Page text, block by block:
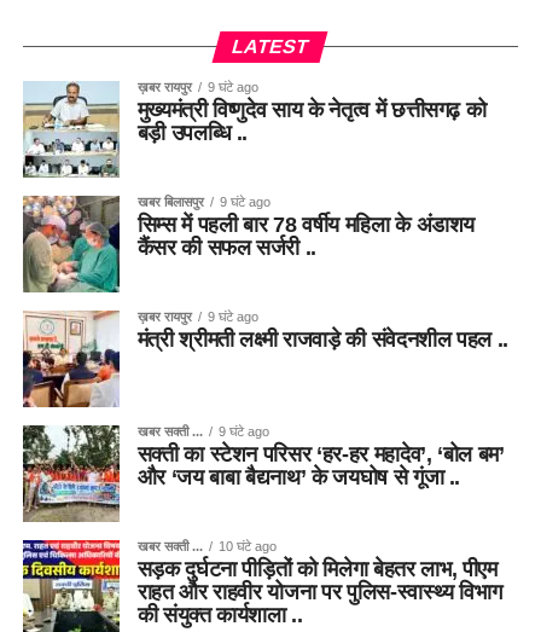
LATEST
ख़बर रायपुर 9 घंटे ago
मुख्यमंत्री विष्णुदेव साय के नेतृत्व में छत्तीसगढ़ को
बड़ी उपलब्धि ..
खबर बिलासपुर 9 घंटे ago
सिम्स में पहली बार 78 वर्षीय महिला के अंडाशय
कैंसर की सफल सर्जरी ..
ख़बर रायपुर 9 घंटे ago
मंत्री श्रीमती लक्ष्मी राजवाड़े की संवेदनशील पहल ..
खबर सक्ती ... 9 घंटे ago
सक्ती का स्टेशन परिसर ‘हर-हर महादेव’, ‘बोल बम’
और ‘जय बाबा बैद्यनाथ’ के जयघोष से गूंजा ..
खबर सक्ती ... 10 घंटे ago
सड़क दुर्घटना पीड़ितों को मिलेगा बेहतर लाभ, पीएम
राहत और राहवीर योजना पर पुलिस-स्वास्थ्य विभाग
की संयुक्त कार्यशाला ..